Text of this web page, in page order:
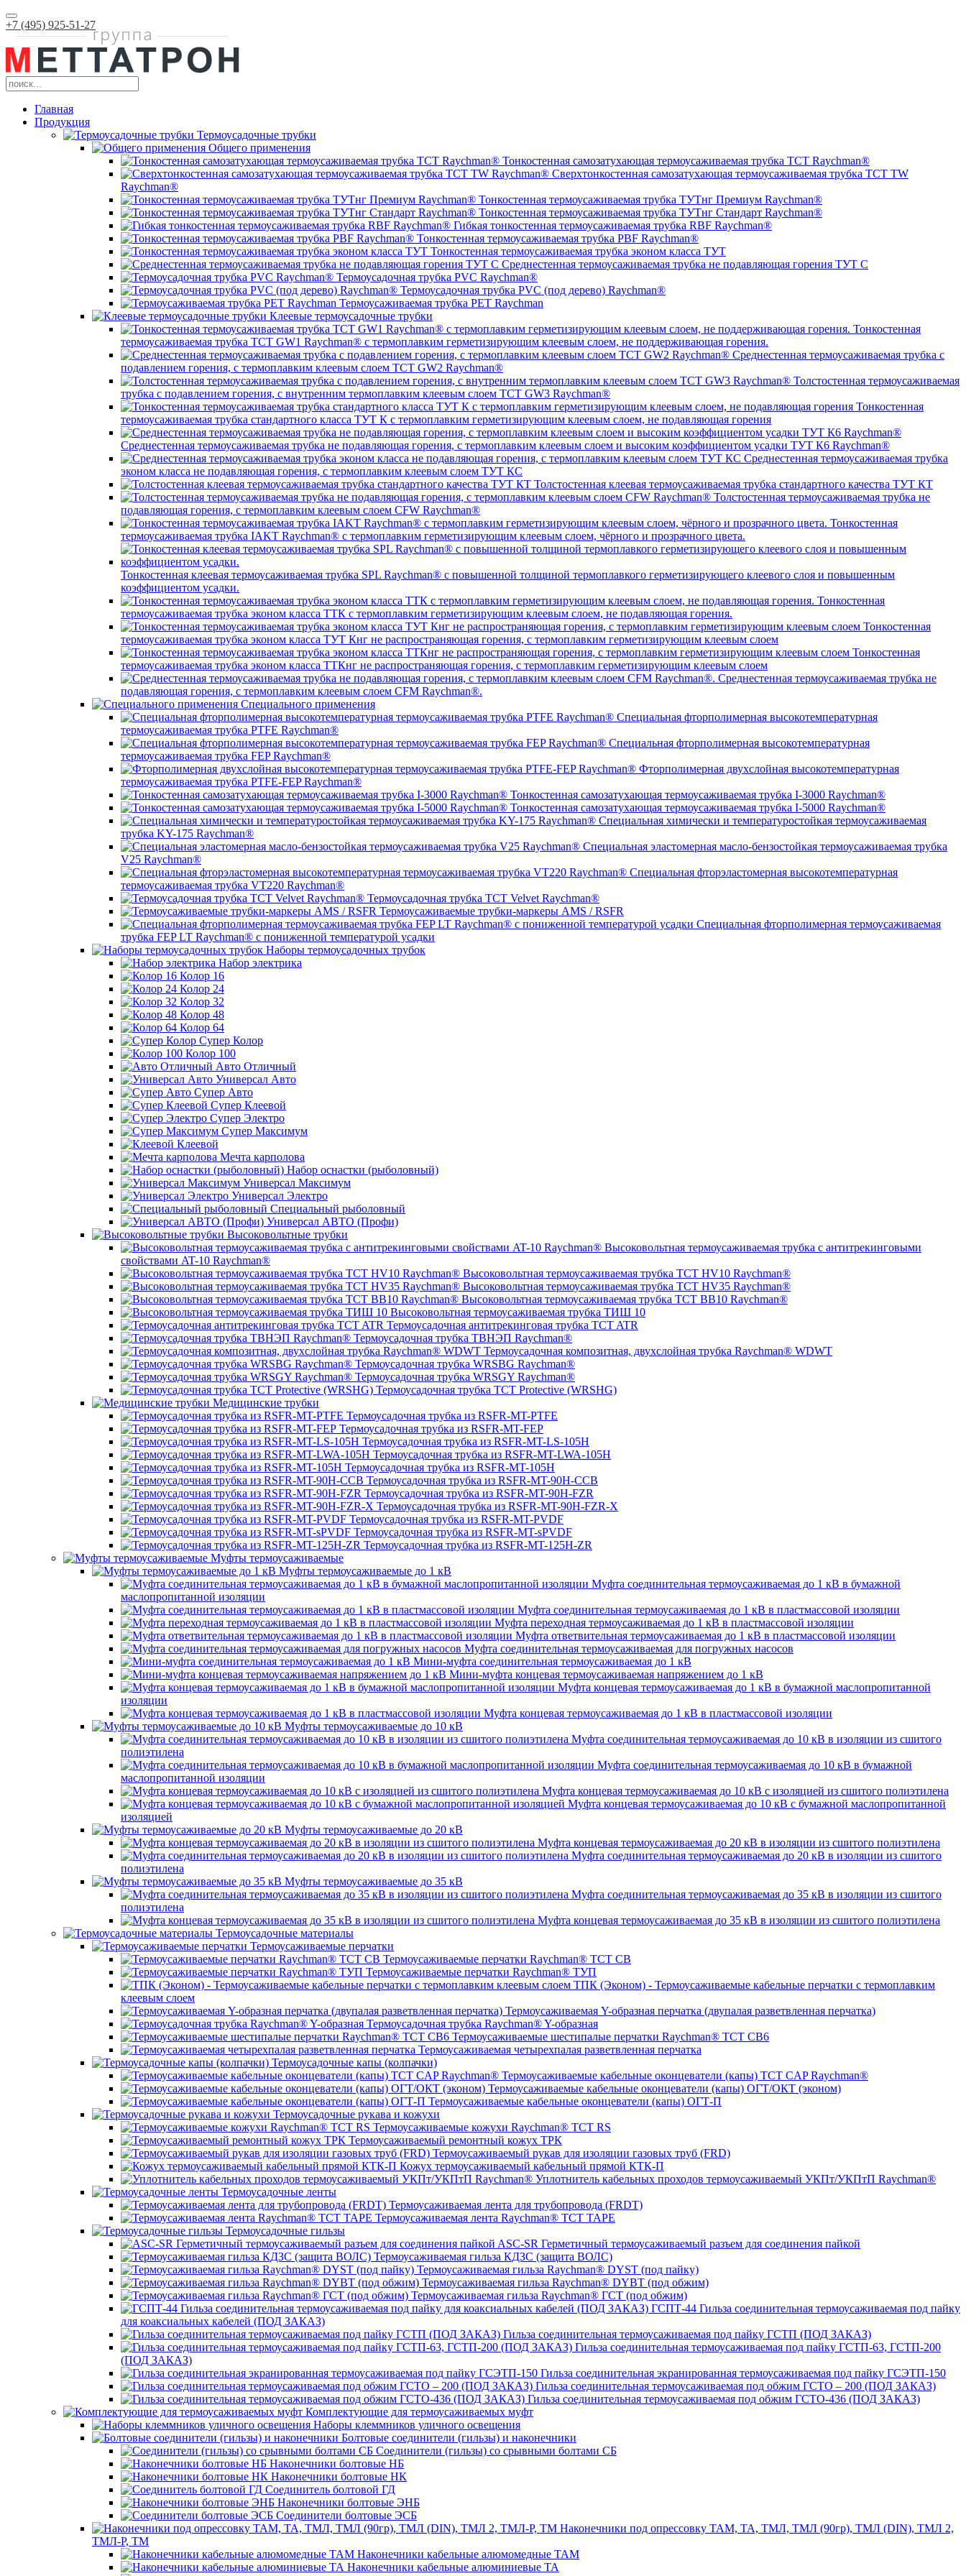
+7 (495) 925-51-27
Главная
Продукция
Термоусадочные трубки
Общего применения
Тонкостенная самозатухающая термоусаживаемая трубка ТCT Raychman®
Сверхтонкостенная самозатухающая термоусаживаемая трубка ТCT TW
Raychman®
Тонкостенная термоусаживаемая трубка ТУТнг Премиум Raychman®
Тонкостенная термоусаживаемая трубка ТУТнг Стандарт Raychman®
Гибкая тонкостенная термоусаживаемая трубка RBF Raychman®
Тонкостенная термоусаживаемая трубка PBF Raychman®
Тонкостенная термоусаживаемая трубка эконом класса ТУТ
Среднестенная термоусаживаемая трубка не подавляющая горения ТУТ С
Термоусадочная трубка PVC Raychman®
Термоусадочная трубка PVC (под дерево) Raychman®
Термоусаживаемая трубка PET Raychman
Клеевые термоусадочные трубки
Тонкостенная
термоусаживаемая трубка TCT GW1 Raychman® с термоплавким герметизирующим клеевым слоем, не поддерживающая горения.
Среднестенная термоусаживаемая трубка c
подавлением горения, с термоплавким клеевым слоем TCT GW2 Raychman®
Толстостенная термоусаживаемая
трубка c подавлением горения, с внутренним термоплавким клеевым слоем TCT GW3 Raychman®
Тонкостенная
термоусаживаемая трубка стандартного класса ТУТ К с термоплавким герметизирующим клеевым слоем, не подавляющая горения
Среднестенная термоусаживаемая трубка не подавляющая горения, с термоплавким клеевым слоем и высоким коэффициентом усадки ТУТ К6 Raychman®
Среднестенная термоусаживаемая трубка
эконом класса не подавляющая горения, с термоплавким клеевым слоем ТУТ КС
Толстостенная клеевая термоусаживаемая трубка стандартного качества ТУТ КТ
Толстостенная термоусаживаемая трубка не
подавляющая горения, с термоплавким клеевым слоем CFW Raychman®
Тонкостенная
термоусаживаемая трубка IAKT Raychman® с термоплавким герметизирующим клеевым слоем, чёрного и прозрачного цвета.
Тонкостенная клеевая термоусаживаемая трубка SPL Raychman® с повышенной толщиной термоплавкого герметизирующего клеевого слоя и повышенным
коэффициентом усадки.
Тонкостенная
термоусаживаемая трубка эконом класса ТТК с термоплавким герметизирующим клеевым слоем, не подавляющая горения.
Тонкостенная
термоусаживаемая трубка эконом класса ТУТ Кнг не распространяющая горения, с термоплавким герметизирующим клеевым слоем
Тонкостенная
термоусаживаемая трубка эконом класса ТТКнг не распространяющая горения, с термоплавким герметизирующим клеевым слоем
Среднестенная термоусаживаемая трубка не
подавляющая горения, с термоплавким клеевым слоем CFM Raychman®.
Специального применения
Специальная фторполимерная высокотемпературная
термоусаживаемая трубка PTFE Raychman®
Специальная фторполимерная высокотемпературная
термоусаживаемая трубка FEP Raychman®
Фторполимерная двухслойная высокотемпературная
термоусаживаемая трубка PTFE-FEP Raychman®
Тонкостенная самозатухающая термоусаживаемая трубка I-3000 Raychman®
Тонкостенная самозатухающая термоусаживаемая трубка I-5000 Raychman®
Специальная химически и температуростойкая термоусаживаемая
трубка KY-175 Raychman®
Специальная эластомерная масло-бензостойкая термоусаживаемая трубка
V25 Raychman®
Специальная фторэластомерная высокотемпературная
термоусаживаемая трубка VT220 Raychman®
Термоусадочная трубка TCT Velvet Raychman®
Термоусаживаемые трубки-маркеры AMS / RSFR
Специальная фторполимерная термоусаживаемая
трубка FEP LT Raychman® с пониженной температурой усадки
Наборы термоусадочных трубок
Набор электрика
Колор 16
Колор 24
Колор 32
Колор 48
Колор 64
Супер Колор
Колор 100
Авто Отличный
Универсал Авто
Супер Авто
Супер Клеевой
Супер Электро
Супер Максимум
Клеевой
Мечта карполова
Набор оснастки (рыболовный)
Универсал Максимум
Универсал Электро
Специальный рыболовный
Универсал АВТО (Профи)
Высоковольтные трубки
Высоковольтная термоусаживаемая трубка с антитрекинговыми
свойствами AT-10 Raychman®
Высоковольтная термоусаживаемая трубка TCT HV10 Raychman®
Высоковольтная термоусаживаемая трубка TCT HV35 Raychman®
Высоковольтная термоусаживаемая трубка TCT BB10 Raychman®
Высоковольтная термоусаживаемая трубка ТИШ 10
Термоусадочная антитрекинговая трубка TCT ATR
Термоусадочная трубка ТВНЭП Raychman®
Термоусадочная композитная, двухслойная трубка Raychman® WDWT
Термоусадочная трубка WRSBG Raychman®
Термоусадочная трубка WRSGY Raychman®
Термоусадочная трубка TCT Protective (WRSHG)
Медицинские трубки
Термоусадочная трубка из RSFR-MT-PTFE
Термоусадочная трубка из RSFR-MT-FEP
Термоусадочная трубка из RSFR-MT-LS-105H
Термоусадочная трубка из RSFR-MT-LWA-105H
Термоусадочная трубка из RSFR-MT-105H
Термоусадочная трубка из RSFR-MT-90H-CCB
Термоусадочная трубка из RSFR-MT-90H-FZR
Термоусадочная трубка из RSFR-MT-90H-FZR-X
Термоусадочная трубка из RSFR-MT-PVDF
Термоусадочная трубка из RSFR-MT-sPVDF
Термоусадочная трубка из RSFR-MT-125H-ZR
Муфты термоусаживаемые
Муфты термоусаживаемые до 1 кВ
Муфта соединительная термоусаживаемая до 1 кВ в бумажной
маслопропитанной изоляции
Муфта соединительная термоусаживаемая до 1 кВ в пластмассовой изоляции
Муфта переходная термоусаживаемая до 1 кВ в пластмассовой изоляции
Муфта ответвительная термоусаживаемая до 1 кВ в пластмассовой изоляции
Муфта соединительная термоусаживаемая для погружных насосов
Мини-муфта соединительная термоусаживаемая до 1 кВ
Мини-муфта концевая термоусаживаемая напряжением до 1 кВ
Муфта концевая термоусаживаемая до 1 кВ в бумажной маслопропитанной
изоляции
Муфта концевая термоусаживаемая до 1 кВ в пластмассовой изоляции
Муфты термоусаживаемые до 10 кВ
Муфта соединительная термоусаживаемая до 10 кВ в изоляции из сшитого
полиэтилена
Муфта соединительная термоусаживаемая до 10 кВ в бумажной
маслопропитанной изоляции
Муфта концевая термоусаживаемая до 10 кВ с изоляцией из сшитого полиэтилена
Муфта концевая термоусаживаемая до 10 кВ с бумажной маслопропитанной
изоляцией
Муфты термоусаживаемые до 20 кВ
Муфта концевая термоусаживаемая до 20 кВ в изоляции из сшитого полиэтилена
Муфта соединительная термоусаживаемая до 20 кВ в изоляции из сшитого
полиэтилена
Муфты термоусаживаемые до 35 кВ
Муфта соединительная термоусаживаемая до 35 кВ в изоляции из сшитого
полиэтилена
Муфта концевая термоусаживаемая до 35 кВ в изоляции из сшитого полиэтилена
Термоусадочные материалы
Термоусаживаемые перчатки
Термоусаживаемые перчатки Raychman® TCT CB
Термоусаживаемые перчатки Raychman® ТУП
ТПК (Эконом) - Термоусаживаемые кабельные перчатки с термоплавким
клеевым слоем
Термоусаживаемая Y-образная перчатка (двупалая разветвленная перчатка)
Термоусадочная трубка Raychman® Y-образная
Термоусаживаемые шестипалые перчатки Raychman® ТСТ СВ6
Термоусаживаемая четырехпалая разветвленная перчатка
Термоусадочные капы (колпачки)
Термоусаживаемые кабельные оконцеватели (капы) ТCT CAP Raychman®
Термоусаживаемые кабельные оконцеватели (капы) ОГТ/ОКТ (эконом)
Термоусаживаемые кабельные оконцеватели (капы) ОГТ-П
Термоусадочные рукава и кожухи
Термоусаживаемые кожухи Raychman® TCT RS
Термоусаживаемый ремонтный кожух ТРК
Термоусаживаемый рукав для изоляции газовых труб (FRD)
Кожух термоусаживаемый кабельный прямой КТК-П
Уплотнитель кабельных проходов термоусаживаемый УКПт/УКПтП Raychman®
Термоусадочные ленты
Термоусаживаемая лента для трубопровода (FRDT)
Термоусаживаемая лента Raychman® TCT TAPE
Термоусадочные гильзы
ASC‐SR Герметичный термоусаживаемый разъем для соединения пайкой
Термоусаживаемая гильза КДЗС (защита ВОЛС)
Термоусаживаемая гильза Raychman® DYST (под пайку)
Термоусаживаемая гильза Raychman® DYBT (под обжим)
Термоусаживаемая гильза Raychman® ГСТ (под обжим)
ГСПТ-44 Гильза соединительная термоусаживаемая под пайку
для коаксиальных кабелей (ПОД ЗАКАЗ)
Гильза соединительная термоусаживаемая под пайку ГСТП (ПОД ЗАКАЗ)
Гильза соединительная термоусаживаемая под пайку ГСТП-63, ГСТП-200
(ПОД ЗАКАЗ)
Гильза соединительная экранированная термоусаживаемая под пайку ГСЭТП-150
Гильза соединительная термоусаживаемая под обжим ГСТО – 200 (ПОД ЗАКАЗ)
Гильза соединительная термоусаживаемая под обжим ГСТО-436 (ПОД ЗАКАЗ)
Комплектующие для термоусаживаемых муфт
Наборы клеммников уличного освещения
Болтовые соединители (гильзы) и наконечники
Соединители (гильзы) со срывными болтами СБ
Наконечники болтовые НБ
Наконечники болтовые НК
Соединитель болтовой ГД
Наконечники болтовые ЭНБ
Соединители болтовые ЭСБ
Наконечники под опрессовку ТАМ, ТА, ТМЛ, ТМЛ (90гр), ТМЛ (DIN), ТМЛ 2,
ТМЛ-Р, ТМ
Наконечники кабельные алюмомедные ТАМ
Наконечники кабельные алюминиевые ТА